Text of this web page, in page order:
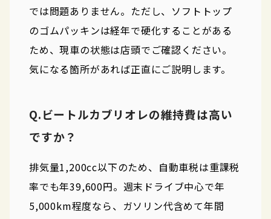
では問題ありません。ただし、ソフトトップ
のゴムパッキンは経年で硬化することがある
ため、現車の状態は店頭でご確認ください。
気になる箇所があれば正直にご説明します。
Q.ビートルカブリオレの維持費は高い
ですか？
排気量1,200cc以下のため、自動車税は重課税
率でも年39,600円。週末ドライブ中心で年
5,000km程度なら、ガソリン代含めて年間